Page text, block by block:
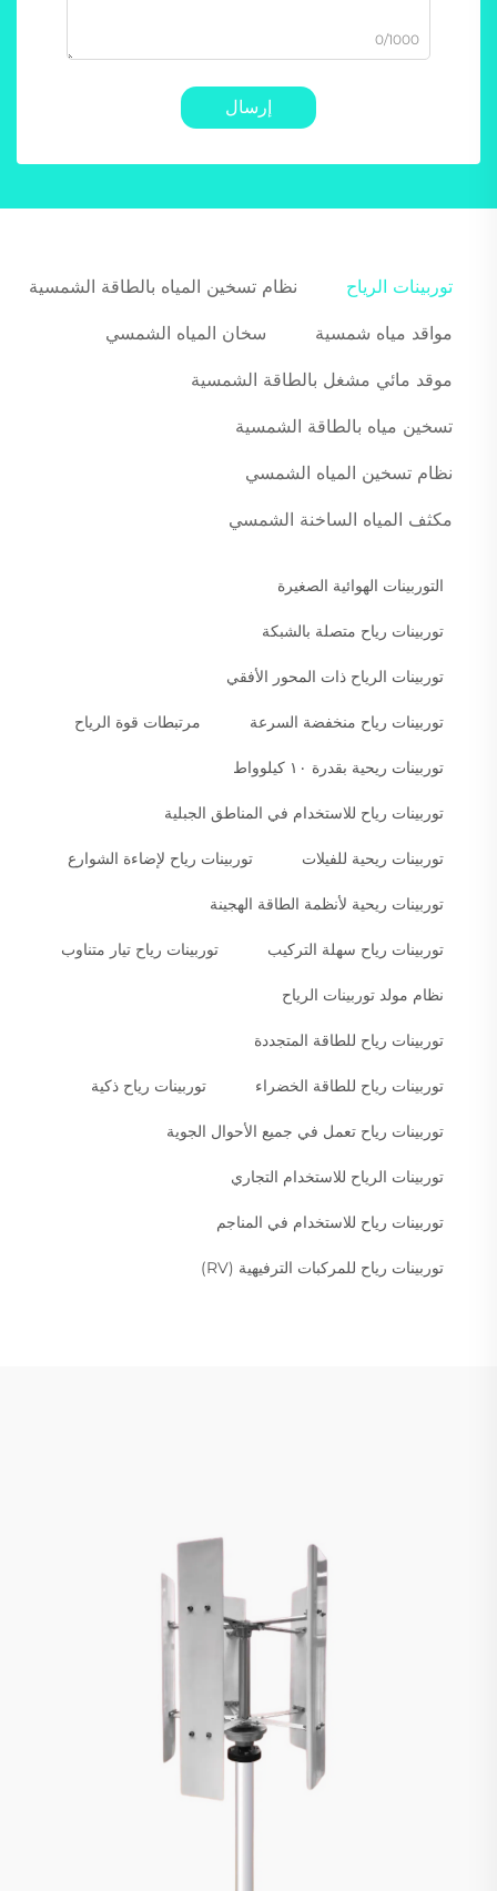
0/1000
إرسال
توربينات الرياح نظام تسخين المياه بالطاقة الشمسية
مواقد مياه شمسية سخان المياه الشمسي
موقد مائي مشغل بالطاقة الشمسية
تسخين مياه بالطاقة الشمسية
نظام تسخين المياه الشمسي
مكثف المياه الساخنة الشمسي
التوربينات الهوائية الصغيرة
توربينات رياح متصلة بالشبكة
توربينات الرياح ذات المحور الأفقي
توربينات رياح منخفضة السرعة مرتبطات قوة الرياح
توربينات ريحية بقدرة ١٠ كيلوواط
توربينات رياح للاستخدام في المناطق الجبلية
توربينات ريحية للفيلات توربينات رياح لإضاءة الشوارع
توربينات ريحية لأنظمة الطاقة الهجينة
توربينات رياح سهلة التركيب توربينات رياح تيار متناوب
نظام مولد توربينات الرياح
توربينات رياح للطاقة المتجددة
توربينات رياح للطاقة الخضراء توربينات رياح ذكية
توربينات رياح تعمل في جميع الأحوال الجوية
توربينات الرياح للاستخدام التجاري
توربينات رياح للاستخدام في المناجم
توربينات رياح للمركبات الترفيهية (RV)